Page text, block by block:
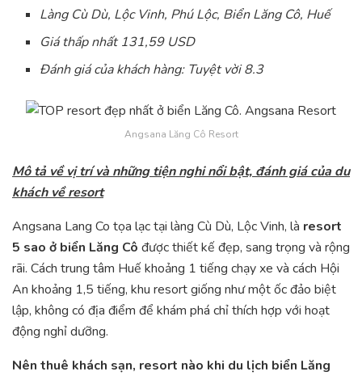
Làng Cù Dù, Lộc Vinh, Phú Lộc, Biển Lăng Cô, Huế
Giá thấp nhất 131,59 USD
Đánh giá của khách hàng: Tuyệt vời 8.3
Angsana Lăng Cô Resort
Mô tả về vị trí và những tiện nghi nổi bật, đánh giá của du
khách về resort
Angsana Lang Co tọa lạc tại làng Cù Dù, Lộc Vinh, là resort
5 sao ở biển Lăng Cô được thiết kế đẹp, sang trọng và rộng
rãi. Cách trung tâm Huế khoảng 1 tiếng chạy xe và cách Hội
An khoảng 1,5 tiếng, khu resort giống như một ốc đảo biệt
lập, không có địa điểm để khám phá chỉ thích hợp với hoạt
động nghỉ dưỡng.
Nên thuê khách sạn, resort nào khi du lịch biển Lăng